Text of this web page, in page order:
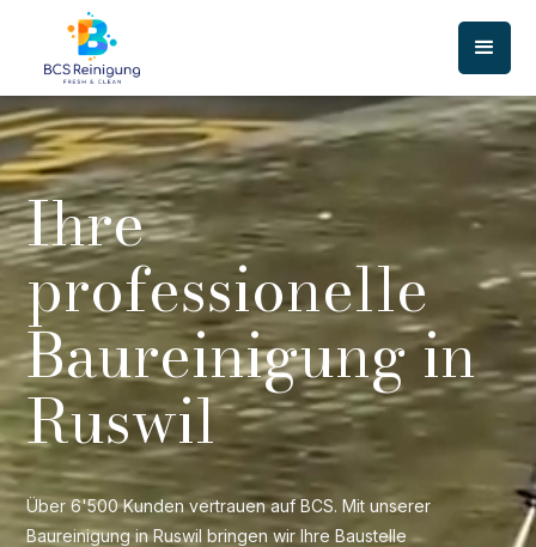
Ihre
professionelle
Baureinigung in
Ruswil
Über 6'500 Kunden vertrauen auf BCS. Mit unserer
Baureinigung in Ruswil bringen wir Ihre Baustelle